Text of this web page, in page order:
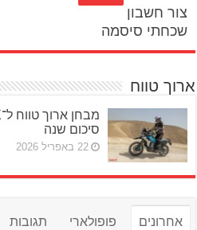
צור חשבון
שכחתי סיסמה
ארוך טווח
סיכום שנה
22 באפריל 2026
אחרונים פופולארי תגובות